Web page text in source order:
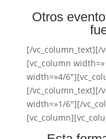
Otros
[/vc_column_text][/
[vc_column
width=»4/
[/vc_column_text][/
width=»1/6″][/